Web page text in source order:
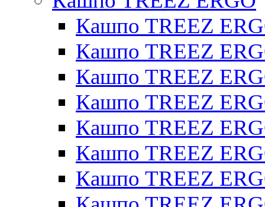
Кашпо TREEZ
Кашпо TREEZ
Кашпо TREEZ
Кашпо TREEZ
Кашпо TREEZ
Кашпо TREEZ
Кашпо TREEZ